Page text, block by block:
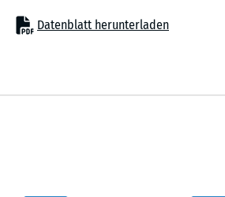
Datenblatt herunterladen